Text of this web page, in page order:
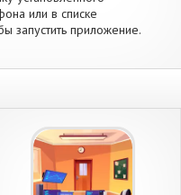
или в списке
запустить приложение.